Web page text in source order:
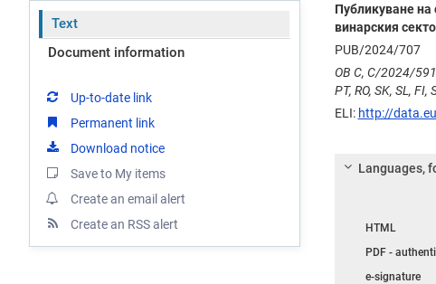
Text
Document information
Up-to-date link
Permanent link
Download notice
Save to My items
Create an email alert
Create an RSS alert
Публикуване
винарския
PUB/2024/707
OВ C, C/2024/
PT, RO, SK, SL, FI,
ELI: http://
Languages,
HTML
PDF -
e-signature